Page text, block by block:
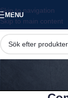
Skip to navigation
Skip to main content
MENU